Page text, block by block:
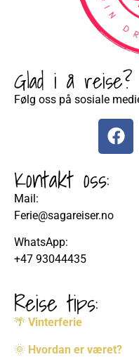
Glad i å reise?
Følg oss på sosiale
Kontakt oss:
Mail:
Ferie@sagareiser.no
WhatsApp:
+47 93044435
Reise tips:
🌴 Vinterferie
🌞 Hvordan er været?